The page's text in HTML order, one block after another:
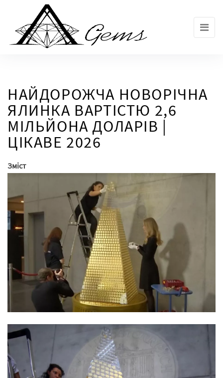
НАЙДОРОЖЧА НОВОРІЧНА
ЯЛИНКА ВАРТІСТЮ 2,6
МІЛЬЙОНА ДОЛАРІВ |
ЦІКАВЕ 2026
Зміст